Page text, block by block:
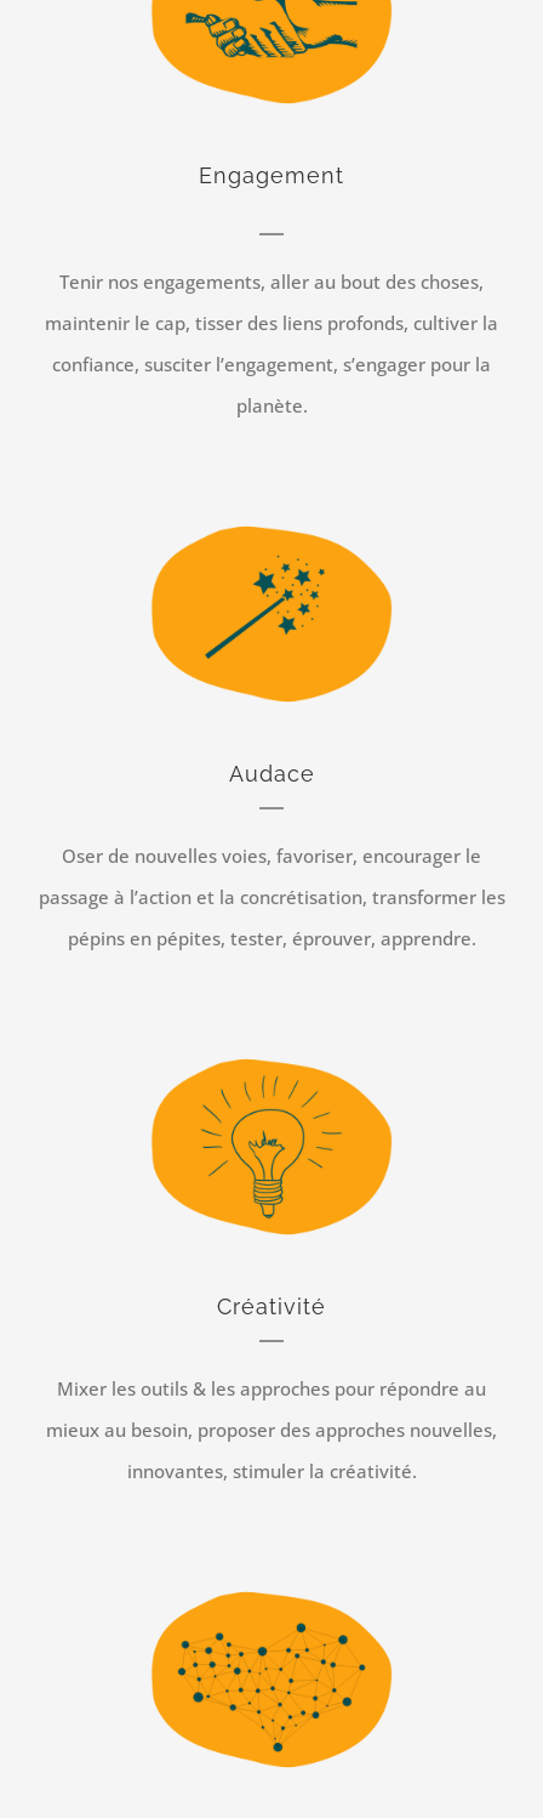
Engagement
Tenir nos engagements, aller au bout des choses,
maintenir le cap, tisser des liens profonds, cultiver la
confiance, susciter l’engagement, s’engager pour la
planète.
Audace
Oser de nouvelles voies, favoriser, encourager le
passage à l’action et la concrétisation, transformer les
pépins en pépites, tester, éprouver, apprendre.
Créativité
Mixer les outils & les approches pour répondre au
mieux au besoin, proposer des approches nouvelles,
innovantes, stimuler la créativité.